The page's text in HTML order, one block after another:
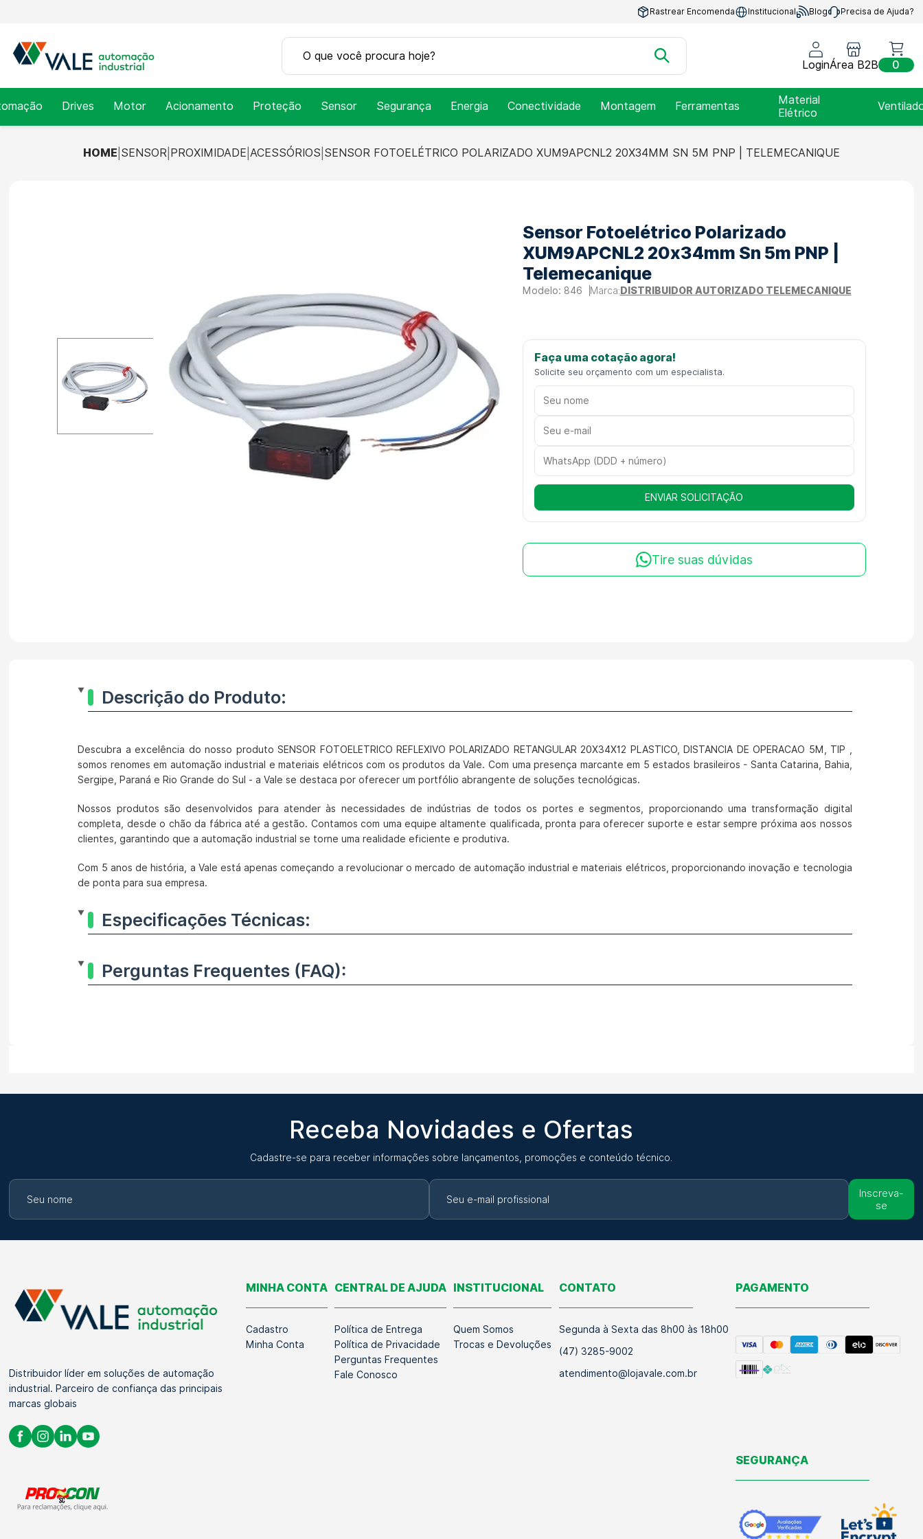
Rastrear Encomenda Institucional Blog Precisa de Ajuda?
LoginÁrea B2B 0
Drives Motor Acionamento Proteção Sensor Segurança Energia Conectividade Montagem Ferramentas
Material
Elétrico
HOME SENSOR PROXIMIDADE ACESSÓRIOS SENSOR FOTOELÉTRICO POLARIZADO XUM9APCNL2 20X34MM SN 5M PNP | TELEMECANIQUE
Sensor Fotoelétrico Polarizado
XUM9APCNL2 20x34mm Sn 5m PNP |
Telemecanique
846 DISTRIBUIDOR AUTORIZADO TELEMECANIQUE
Faça uma cotação agora!
Solicite seu orçamento com um especialista.
ENVIAR SOLICITAÇÃO
Tire suas dúvidas
Descrição do Produto:
Descubra a excelência do nosso produto SENSOR FOTOELETRICO REFLEXIVO POLARIZADO RETANGULAR 20X34X12 PLASTICO, DISTANCIA DE OPERACAO 5M, TIP ,
somos renomes em automação industrial e materiais elétricos com os produtos da Vale. Com uma presença marcante em 5 estados brasileiros - Santa Catarina, Bahia,
Sergipe, Paraná e Rio Grande do Sul - a Vale se destaca por oferecer um portfólio abrangente de soluções tecnológicas.
Nossos produtos são desenvolvidos para atender às necessidades de indústrias de todos os portes e segmentos, proporcionando uma transformação digital
completa, desde o chão da fábrica até a gestão. Contamos com uma equipe altamente qualificada, pronta para oferecer suporte e estar sempre próxima aos nossos
clientes, garantindo que a automação industrial se torne uma realidade eficiente e produtiva.
Com 5 anos de história, a Vale está apenas começando a revolucionar o mercado de automação industrial e materiais elétricos, proporcionando inovação e tecnologia
de ponta para sua empresa.
Especificações Técnicas:
Perguntas Frequentes (FAQ):
Receba Novidades e Ofertas
Cadastre-se para receber informações sobre lançamentos, promoções e conteúdo técnico.
Inscreva-
se
Distribuidor líder em soluções de automação
industrial. Parceiro de confiança das principais
marcas globais
MINHA CONTA
Cadastro
Minha Conta
CENTRAL DE AJUDA
Política de Entrega
Política de Privacidade
Perguntas Frequentes
Fale Conosco
INSTITUCIONAL
Quem Somos
Trocas e Devoluções
CONTATO
Segunda à Sexta das 8h00 às 18h00
(47) 3285-9002
atendimento@lojavale.com.br
PAGAMENTO
SEGURANÇA